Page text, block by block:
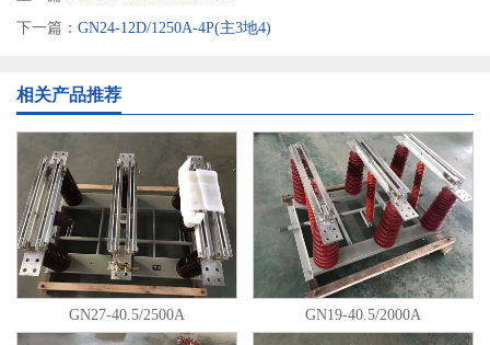
下一篇： GN24-12D/1250A-4P(主3地4)
相关产品推荐
GN27-40.5/2500A GN19-40.5/2000A